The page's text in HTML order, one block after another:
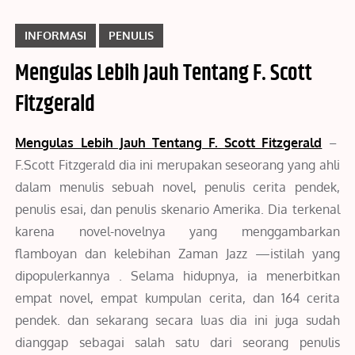
INFORMASI PENULIS
Mengulas Lebih Jauh Tentang F. Scott
Fitzgerald
Mengulas Lebih Jauh Tentang F. Scott Fitzgerald –
F.Scott Fitzgerald dia ini merupakan seseorang yang ahli
dalam menulis sebuah novel, penulis cerita pendek,
penulis esai, dan penulis skenario Amerika. Dia terkenal
karena novel-novelnya yang menggambarkan
flamboyan dan kelebihan Zaman Jazz —istilah yang
dipopulerkannya . Selama hidupnya, ia menerbitkan
empat novel, empat kumpulan cerita, dan 164 cerita
pendek. dan sekarang secara luas dia ini juga sudah
dianggap sebagai salah satu dari seorang penulis